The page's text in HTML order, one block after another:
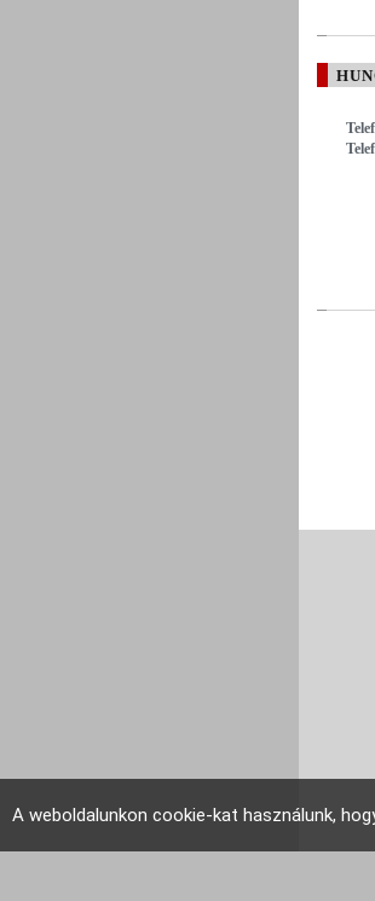
A weboldalunkon cookie-kat használunk,